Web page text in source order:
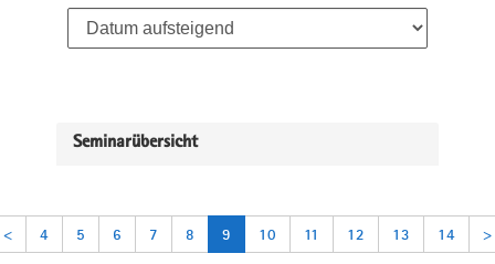
Seminarübersicht
< 4 5 6 7 8 9 10 11 12 13 14 >